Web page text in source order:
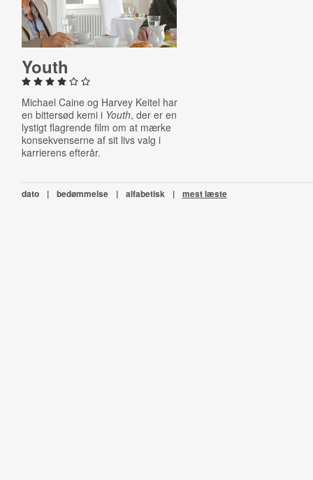
Youth
Michael Caine og Harvey Keitel har
en bittersød kemi i Youth, der er en
lystigt flagrende film om at mærke
konsekvenserne af sit livs valg i
karrierens efterår.
dato | bedømmelse | alfabetisk | mest læste